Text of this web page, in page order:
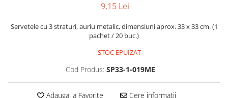
9,15 Lei
Servetele cu 3 straturi, auriu metalic, dimensiuni aprox. 33 x 33 cm. (1
pachet / 20 buc.)
STOC EPUIZAT
Cod Produs: SP33-1-019ME
Adauga la Favorite Cere informatii